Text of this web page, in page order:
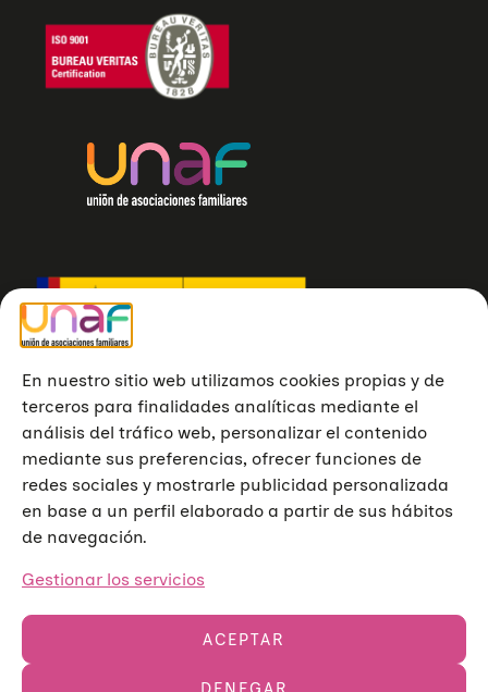
En nuestro sitio web utilizamos cookies propias y de
terceros para finalidades analíticas mediante el
análisis del tráfico web, personalizar el contenido
mediante sus preferencias, ofrecer funciones de
redes sociales y mostrarle publicidad personalizada
en base a un perfil elaborado a partir de sus hábitos
de navegación.
Gestionar los servicios
ACEPTAR